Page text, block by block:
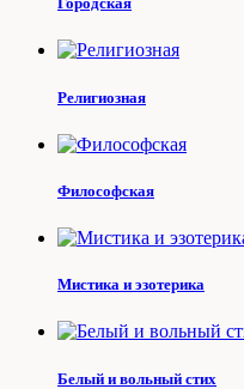
Религиозная
Философская
Мистика и эзотерика
Белый и вольный стих